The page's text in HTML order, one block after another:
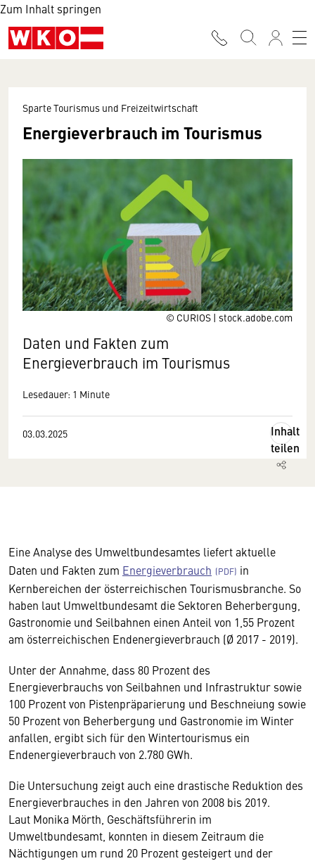
Zum Inhalt springen
© CURIOS | stock.adobe.com
Sparte Tourismus und Freizeitwirtschaft
Energieverbrauch im Tourismus
Daten und Fakten zum
Energieverbrauch im Tourismus
Lesedauer: 1 Minute
03.03.2025
Inhalt
teilen
Eine Analyse des Umweltbundesamtes liefert aktuelle
Daten und Fakten zum Energieverbrauch
in
Kernbereichen der österreichischen Tourismusbranche. So
haben laut Umweltbundesamt die Sektoren Beherbergung,
Gastronomie und Seilbahnen einen Anteil von 1,55 Prozent
am österreichischen Endenergieverbrauch (Ø 2017 - 2019).
Unter der Annahme, dass 80 Prozent des
Energieverbrauchs von Seilbahnen und Infrastruktur sowie
100 Prozent von Pistenpräparierung und Beschneiung sowie
50 Prozent von Beherbergung und Gastronomie im Winter
anfallen, ergibt sich für den Wintertourismus ein
Endenergieverbrauch von 2.780 GWh.
Die Untersuchung zeigt auch eine drastische Reduktion des
Energieverbrauches in den Jahren von 2008 bis 2019.
Laut Monika Mörth, Geschäftsführerin im
Umweltbundesamt, konnten in diesem Zeitraum die
Nächtigungen um rund 20 Prozent gesteigert und der